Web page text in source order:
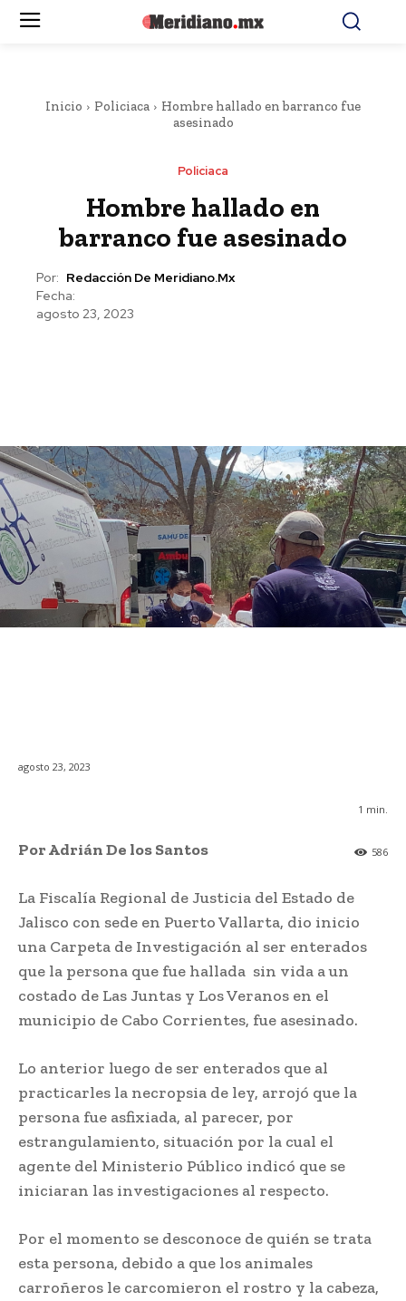
Inicio Policiaca
Hombre hallado en barranco fue
asesinado
Policiaca
Hombre hallado en
barranco fue asesinado
Por: Redacción De Meridiano.mx
Fecha:
agosto 23, 2023
agosto 23, 2023
1 min.
586
Por Adrián De los Santos
La Fiscalía Regional de Justicia del Estado de
Jalisco con sede en Puerto Vallarta, dio inicio
una Carpeta de Investigación al ser enterados
que la persona que fue hallada sin vida a un
costado de Las Juntas y Los Veranos en el
municipio de Cabo Corrientes, fue asesinado.
Lo anterior luego de ser enterados que al
practicarles la necropsia de ley, arrojó que la
persona fue asfixiada, al parecer, por
estrangulamiento, situación por la cual el
agente del Ministerio Público indicó que se
iniciaran las investigaciones al respecto.
Por el momento se desconoce de quién se trata
esta persona, debido a que los animales
carroñeros le carcomieron el rostro y la cabeza,